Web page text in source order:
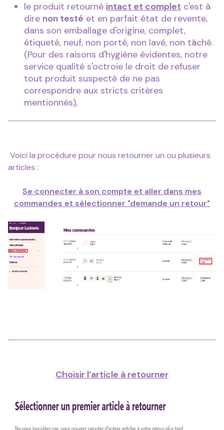
le produit retourné intact et complet c'est à
dire non testé et en parfait état de revente,
dans son emballage d'origine, complet,
étiqueté, neuf, non porté, non lavé, non tâché.
(Pour des raisons d'hygiène évidentes, notre
service qualité s'octroie le droit de refuser
tout produit suspecté de ne pas
correspondre aux stricts critères
mentionnés),
Voici la procédure pour nous retourner un ou plusieurs
articles :
Se connecter à son compte et aller dans mes
commandes et sélectionner "demande un retour"
Choisir l’article à retourner